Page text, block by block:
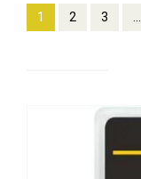
1 2 3 ...